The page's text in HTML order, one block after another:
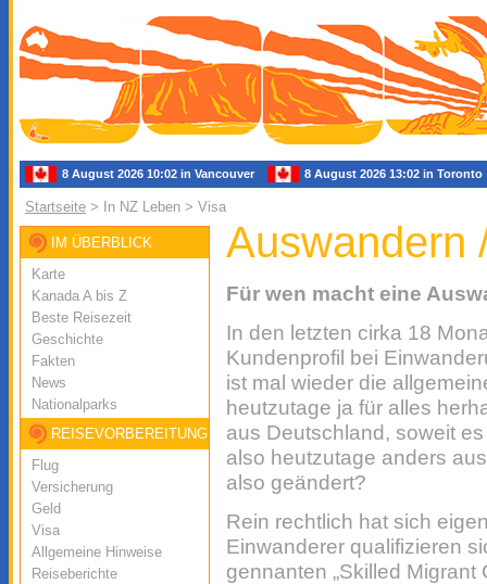
8 August 2026 10:02 in Vancouver 8 August 2026 13:02 in
Startseite > In NZ Leben > Visa
IM ÜBERBLICK
Karte
Kanada A bis Z
Beste Reisezeit
Geschichte
Fakten
News
Nationalparks
REISEVORBEREITUNG
Flug
Versicherung
Geld
Visa
Allgemeine Hinweise
Reiseberichte
Auswandern
Für wen macht eine
In den letzten cirka 18
Kundenprofil bei
ist mal wieder die
heutzutage ja für alles
aus Deutschland, soweit
also heutzutage anders
also geändert?
Rein rechtlich hat sich
Einwanderer qualifizieren
gennanten „Skilled Migrant